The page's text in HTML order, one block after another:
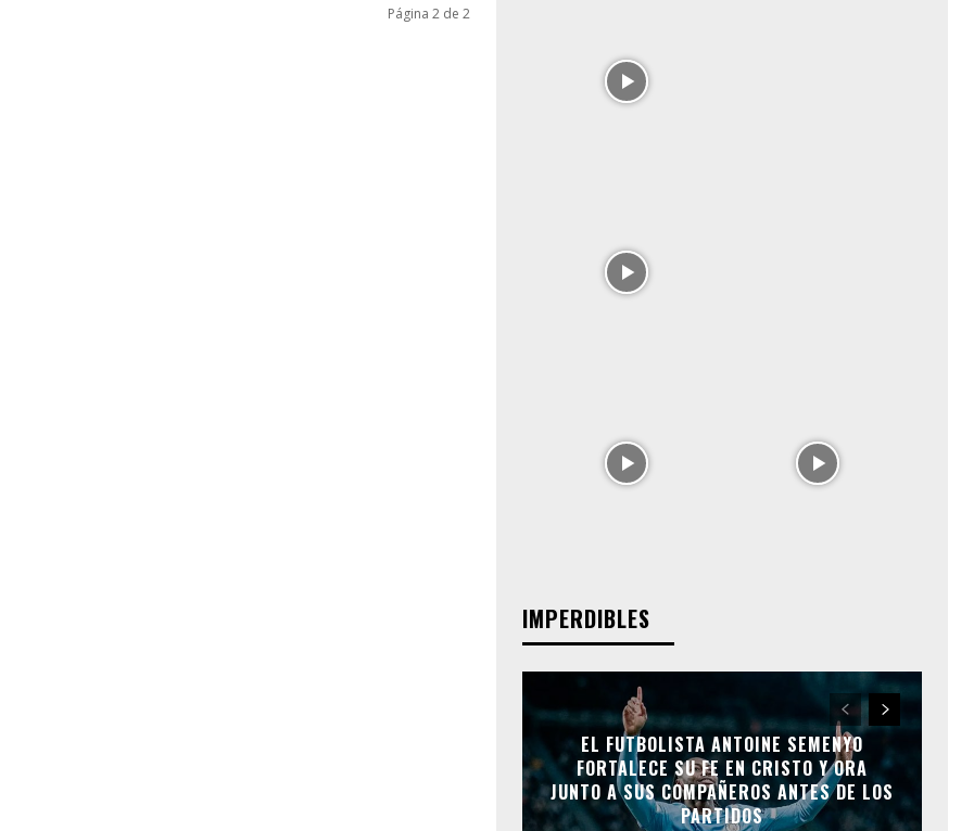
Página 2 de 2
IMPERDIBLES
EL FUTBOLISTA ANTOINE SEMENYO
FORTALECE SU FE EN CRISTO Y ORA
JUNTO A SUS COMPAÑEROS ANTES DE LOS
PARTIDOS